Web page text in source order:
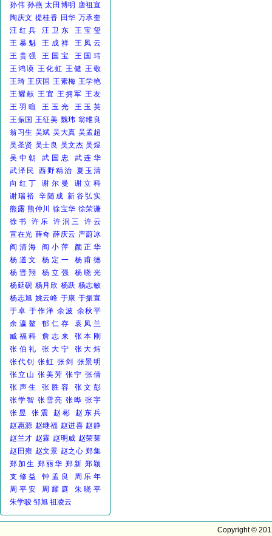
孙伟 孙燕 太田博明 唐祖宣
陶庆文 提桂香 田华 万承奎
汪红兵
汪卫东
王宝玺
王暴魁
王成祥
王凤云
王贵强
王国宝
王国玮
王鸿谟 王化虹 王健 王敬
王琦 王庆国 王素梅 王学艳
王耀献 王宜 王拥军 王友
王羽暄
王玉光
王玉英
王振国 王征美 魏玮 翁维良
翁习生 吴斌 吴大真 吴孟超
吴圣贤 吴士良 吴文杰 吴煜
吴中朝
武国忠
武连华
武泽民
西野精治 夏玉清
向红丁
谢尔曼
谢立科
谢瑞裕 辛随成 新谷弘实
熊露 熊仲川 徐宝华 徐荣谦
徐书
许乐 许润三
许云
宣在光 薛奇 薛庆云 严蔚冰
阎清海
阎小萍
颜正华
杨道文
杨定一
杨甫德
杨晋翔
杨立强
杨晓光
杨延砚 杨月欣 杨跃 杨志敏
杨志旭 姚云峰 于康 于振宣
于卓 于作洋 余波 余秋平
余瀛鳌
郁仁存
袁凤兰
臧福科
詹志来
张本刚
张伯礼
张大宁
张大炜
张代钊
张虹 张剑
张景明
张立山 张美芳 张宁 张倩
张声生
张胜容
张文彭
张学智 张雪亮 张晔 张宇
张昱
张震 赵彬
赵东兵
赵惠源 赵继福 赵进喜 赵静
赵兰才 赵霖 赵明威 赵荣莱
赵田雍 赵文景 赵之心 郑集
郑加生 郑丽华 郑新 郑颖
支修益
钟孟良
周乐年
周平安
周耀庭
朱晓平
朱学骏 邹旭 祖凌云
Copyright ©